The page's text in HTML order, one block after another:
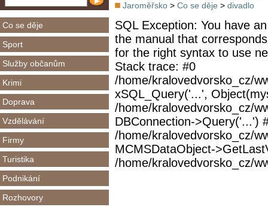
Co se děje
Sport
Služby občanům
Krimi
Doprava
Vzdělávání
Firmy
Turistika
Podnikání
Rozhovory
Jaroměřsko > Co se děje > divadlo
SQL Exception: You have
the manual that
for the right syntax to use
Stack trace: #0
/home/kralovedvorsko_cz/
xSQL_Query('...',
/home/kralovedvorsko_cz/
DBConnection->Query('...')
/home/kralovedvorsko_cz/
MCMSDataObject-
/home/kralovedvorsko_cz/